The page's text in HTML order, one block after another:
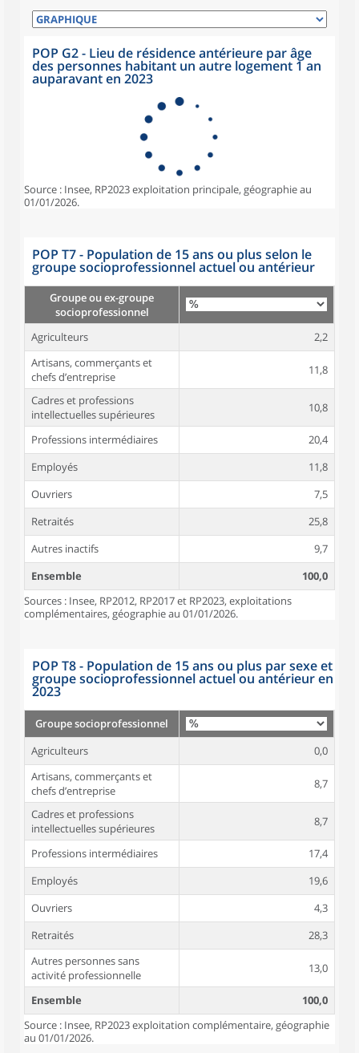
POP G2 - Lieu de résidence antérieure par âge
des personnes habitant un autre logement 1 an
auparavant en 2023
Source : Insee, RP2023 exploitation principale, géographie au
01/01/2026.
POP T7 - Population de 15 ans ou plus selon le
groupe socioprofessionnel actuel ou antérieur
Groupe ou ex-groupe
socioprofessionnel
Agriculteurs
2,2
Artisans, commerçants et
chefs d’entreprise
11,8
Cadres et professions
intellectuelles supérieures
10,8
Professions intermédiaires
20,4
Employés
11,8
Ouvriers
7,5
Retraités
25,8
Autres inactifs
9,7
Ensemble
100,0
Sources : Insee, RP2012, RP2017 et RP2023, exploitations
complémentaires, géographie au 01/01/2026.
POP T8 - Population de 15 ans ou plus par sexe et
groupe socioprofessionnel actuel ou antérieur en
2023
Groupe socioprofessionnel
Agriculteurs
0,0
Artisans, commerçants et
chefs d’entreprise
8,7
Cadres et professions
intellectuelles supérieures
8,7
Professions intermédiaires
17,4
Employés
19,6
Ouvriers
4,3
Retraités
28,3
Autres personnes sans
activité professionnelle
13,0
Ensemble
100,0
Source : Insee, RP2023 exploitation complémentaire, géographie
au 01/01/2026.